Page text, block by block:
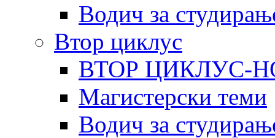
Водич за
Втор циклус
ВТОР ЦИКЛУС-
Магистерски теми
Водич за